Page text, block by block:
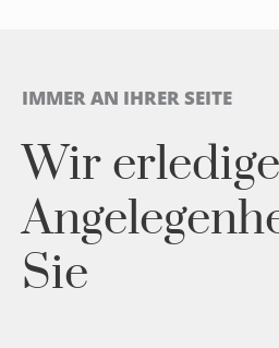
IMMER AN IHRER SEITE
Wir
Sie